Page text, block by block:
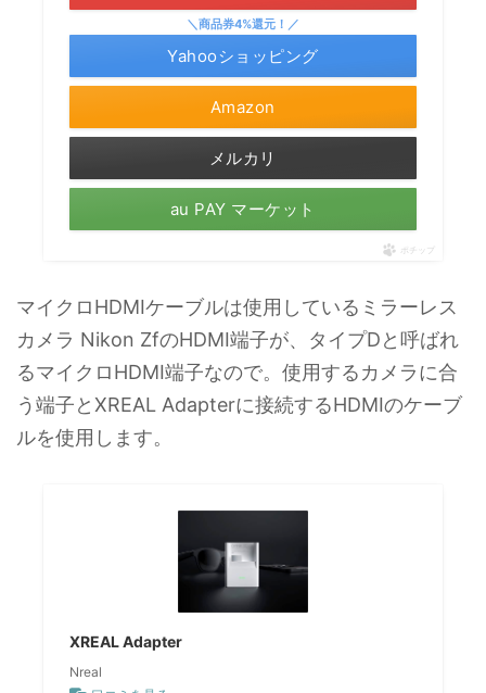
Amazon
＼商品券4%還元！／
Yahooショッピング
メルカリ
au PAY マーケット
ポチップ
マイクロHDMIケーブルは使用しているミラーレス
カメラ Nikon ZfのHDMI端子が、タイプDと呼ばれ
るマイクロHDMI端子なので。使用するカメラに合
う端子とXREAL Adapterに接続するHDMIのケーブ
ルを使用します。
XREAL Adapter
Nreal